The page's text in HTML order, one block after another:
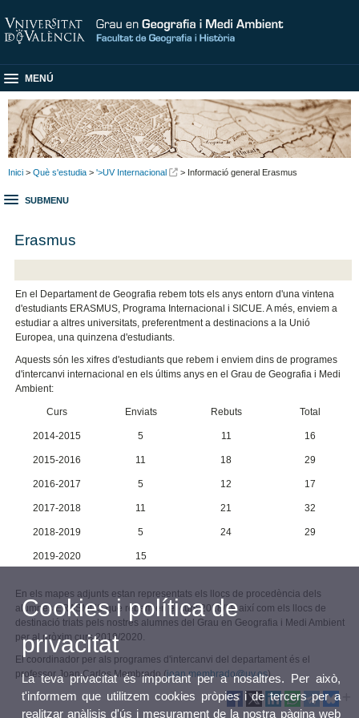
MENÚ
Inici > Què s'estudia > '>UV Internacional > Informació general Erasmus
SUBMENU
Erasmus
En el Departament de Geografia rebem tots els anys entorn d'una vintena
d'estudiants ERASMUS, Programa Internacional i SICUE. A més, enviem a
estudiar a altres universitats, preferentment a destinacions a la Unió
Europea, una quinzena d'estudiants.
Aquests són les xifres d'estudiants que rebem i enviem dins de programes
d'intercanvi internacional en els últims anys en el Grau de Geografia i Medi
Ambient:
Curs Enviats Rebuts Total
2014-2015 5 11 16
2015-2016 11 18 29
2016-2017 5 12 17
2017-2018 11 21 32
2018-2019 5 24 29
2019-2020 15
En els mapes adjunts estan representats els llocs de procedència dels
alumnes ERASMUS que rebem en el curs 2018/19 així com els llocs de
destinació triats pels nostres alumnes del Grau en Geografia i Medi Ambient
per al pròxim curs 2019/2020.
El coordinador per als programes d'intercanvi del departament és el
professor Joan Carles Membrado (joan.membrado@uv.es)
Cookies i política de
privacitat
La teva privacitat és important per a nosaltres. Per això,
t'informem que utilitzem cookies pròpies i de tercers per a
realitzar anàlisis d'ús i mesurament de la nostra pàgina web